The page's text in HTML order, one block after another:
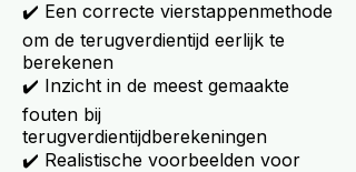
✔️ Een correcte vierstappenmethode
om de terugverdientijd eerlijk te
berekenen
✔️ Inzicht in de meest gemaakte
fouten bij
terugverdientijdberekeningen
✔️ Realistische voorbeelden voor